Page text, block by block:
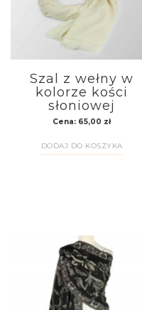
Szal z wełny w
kolorze kości
słoniowej
Cena: 65,00 zł
DODAJ DO KOSZYKA